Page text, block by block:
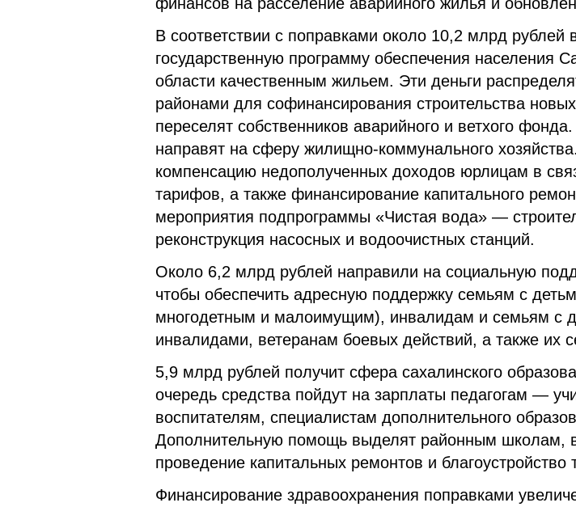
В соответствии с поправками около 10,2 млрд рублей
государственную программу обеспечения населения
области качественным жильем. Эти деньги
районами для софинансирования строительства
переселят собственников аварийного и ветхого
направят на сферу жилищно-коммунального
компенсацию недополученных доходов юрлицам в
тарифов, а также финансирование капитального
мероприятия подпрограммы «Чистая вода» —
реконструкция насосных и водоочистных станций.
Около 6,2 млрд рублей направили на социальную
чтобы обеспечить адресную поддержку семьям с
многодетным и малоимущим), инвалидам и семьям с
инвалидами, ветеранам боевых действий, а также их
5,9 млрд рублей получит сфера сахалинского
очередь средства пойдут на зарплаты педагогам —
воспитателям, специалистам дополнительного
Дополнительную помощь выделят районным школам,
проведение капитальных ремонтов и благоустройство
Финансирование здравоохранения поправками